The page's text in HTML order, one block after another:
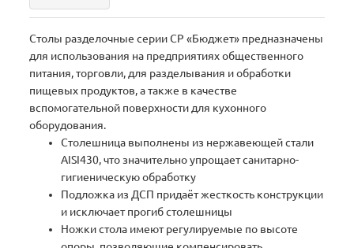
Столы разделочные серии СР «Бюджет» предназначены
для использования на предприятиях общественного
питания, торговли, для разделывания и обработки
пищевых продуктов, а также в качестве
вспомогательной поверхности для кухонного
оборудования.
Столешница выполнены из нержавеющей стали
AISI430, что значительно упрощает санитарно-
гигиеническую обработку
Подложка из ДСП придаёт жесткость конструкции
и исключает прогиб столешницы
Ножки стола имеют регулируемые по высоте